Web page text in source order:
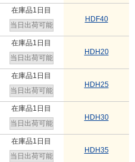
在庫品1日目
当日出荷可能
HDF40
在庫品1日目
当日出荷可能
HDH20
在庫品1日目
当日出荷可能
HDH25
在庫品1日目
当日出荷可能
HDH30
在庫品1日目
当日出荷可能
HDH35